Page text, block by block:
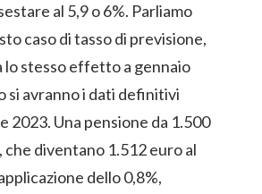
al 5,9 o 6%. Parliamo
caso di tasso di previsione,
lo stesso effetto a gennaio
si avranno i dati definitivi
2023. Una pensione da 1.500
che diventano 1.512 euro al
dello 0,8%,